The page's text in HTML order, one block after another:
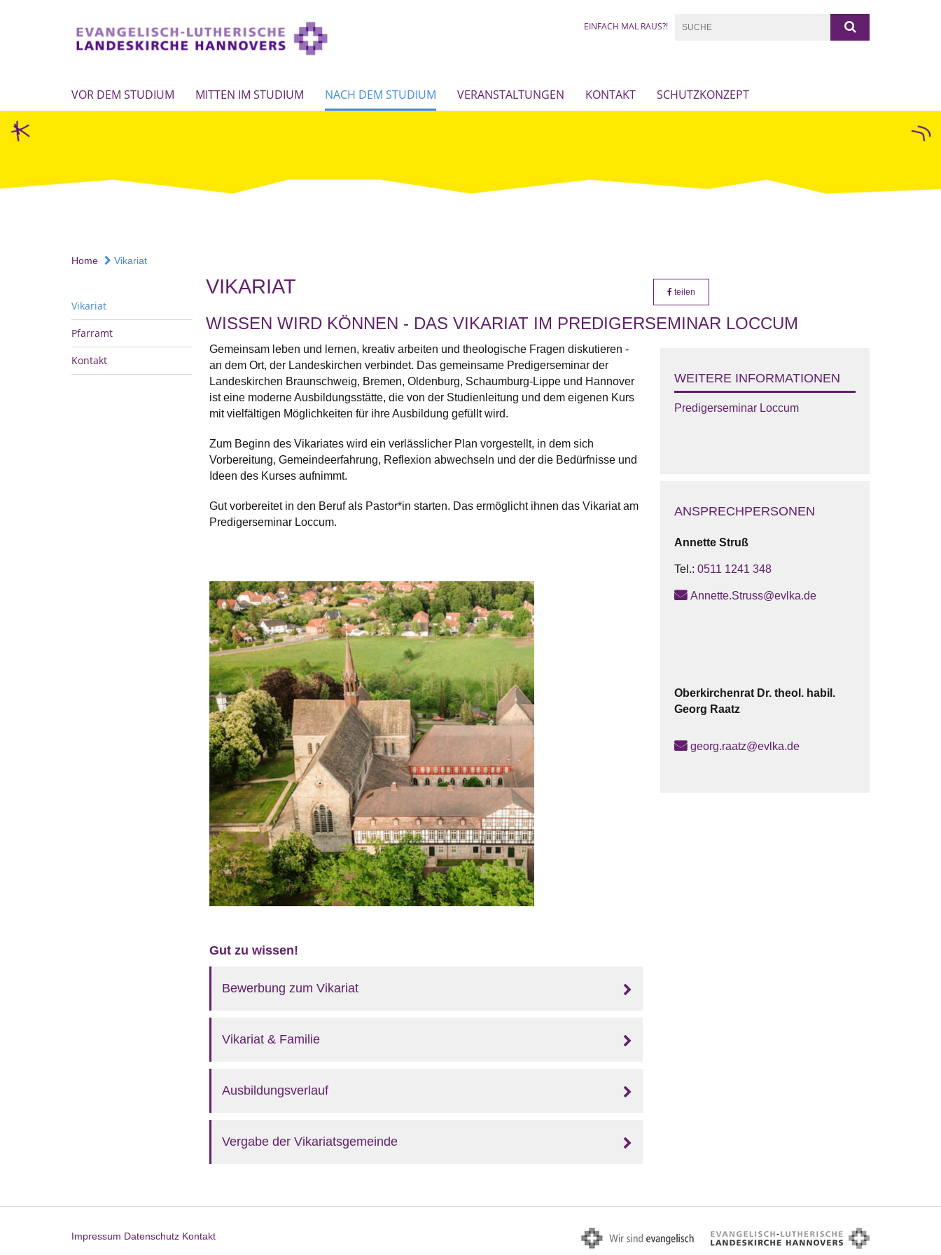
EINFACH MAL RAUS?!
VOR DEM STUDIUM MITTEN IM STUDIUM NACH DEM STUDIUM VERANSTALTUNGEN KONTAKT SCHUTZKONZEPT
Home Vikariat
Vikariat
Pfarramt
Kontakt
VIKARIAT teilen
WISSEN WIRD KÖNNEN - DAS VIKARIAT IM PREDIGERSEMINAR LOCCUM
Gemeinsam leben und lernen, kreativ arbeiten und theologische Fragen diskutieren -
an dem Ort, der Landeskirchen verbindet. Das gemeinsame Predigerseminar der
Landeskirchen Braunschweig, Bremen, Oldenburg, Schaumburg-Lippe und Hannover
ist eine moderne Ausbildungsstätte, die von der Studienleitung und dem eigenen Kurs
mit vielfältigen Möglichkeiten für ihre Ausbildung gefüllt wird.
Zum Beginn des Vikariates wird ein verlässlicher Plan vorgestellt, in dem sich
Vorbereitung, Gemeindeerfahrung, Reflexion abwechseln und der die Bedürfnisse und
Ideen des Kurses aufnimmt.
Gut vorbereitet in den Beruf als Pastor*in starten. Das ermöglicht ihnen das Vikariat am
Predigerseminar Loccum.
Gut zu wissen!
Bewerbung zum Vikariat
Vikariat & Familie
Ausbildungsverlauf
Vergabe der Vikariatsgemeinde
WEITERE INFORMATIONEN
Predigerseminar Loccum
ANSPRECHPERSONEN
Annette Struß
Tel.: 0511 1241 348
Annette.Struss@evlka.de
Oberkirchenrat Dr. theol. habil.
Georg Raatz
georg.raatz@evlka.de
Impressum Datenschutz Kontakt